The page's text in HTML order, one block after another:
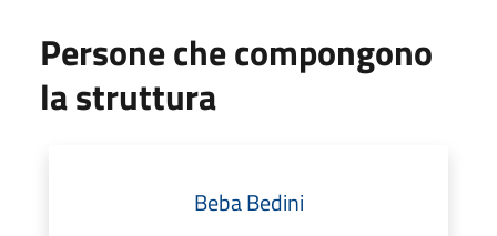
Persone che compongono
la struttura
Beba Bedini